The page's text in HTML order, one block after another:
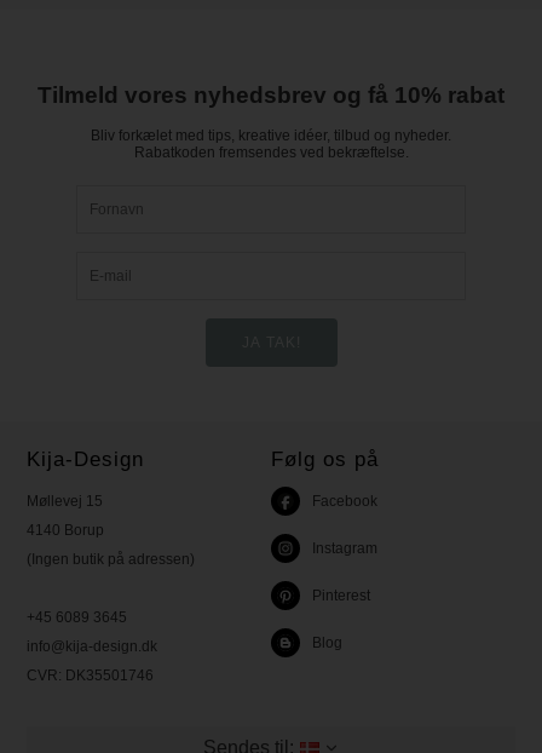
Tilmeld vores nyhedsbrev og få 10% rabat
Bliv forkælet med tips, kreative idéer, tilbud og nyheder.
Rabatkoden fremsendes ved bekræftelse.
Kija-Design
Møllevej 15
4140 Borup
(Ingen butik på adressen)
+45 6089 3645
info@kija-design.dk
CVR: DK35501746
Følg os på
Facebook
Instagram
Pinterest
Blog
Sendes til: